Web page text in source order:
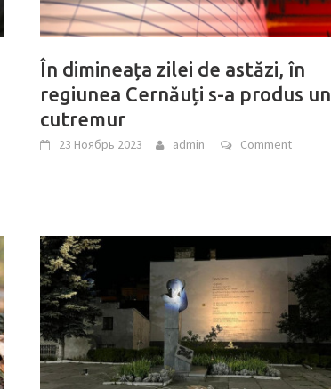
În dimineața zilei de astăzi, în
regiunea Cernăuți s-a produs un
cutremur
23 Ноябрь 2023 admin Comment